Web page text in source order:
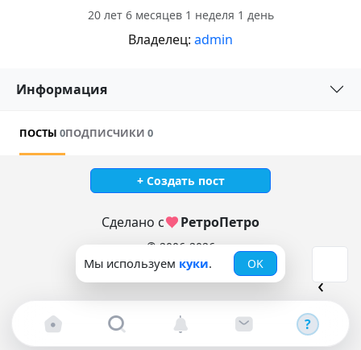
20 лет 6 месяцев 1 неделя 1 день
Владелец: admin
Информация
ПОСТЫ 0ПОДПИСЧИКИ 0
+ Создать пост
Сделано с РетроПетро
© 2006-2026
?
Мы используем куки. OK